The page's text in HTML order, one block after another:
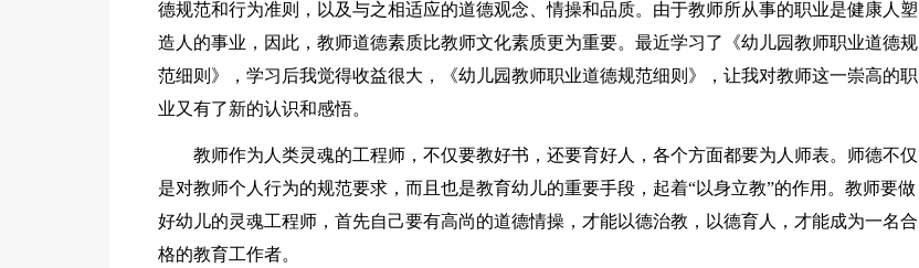
德规范和行为准则，以及与之相适应的道德观念、情操和品质。由于教师所从事的职业是健康人塑
造人的事业，因此，教师道德素质比教师文化素质更为重要。最近学习了《幼儿园教师职业道德规
范细则》，学习后我觉得收益很大，《幼儿园教师职业道德规范细则》，让我对教师这一崇高的职
业又有了新的认识和感悟。
教师作为人类灵魂的工程师，不仅要教好书，还要育好人，各个方面都要为人师表。师德不仅
是对教师个人行为的规范要求，而且也是教育幼儿的重要手段，起着“以身立教”的作用。教师要做
好幼儿的灵魂工程师，首先自己要有高尚的道德情操，才能以德治教，以德育人，才能成为一名合
格的教育工作者。